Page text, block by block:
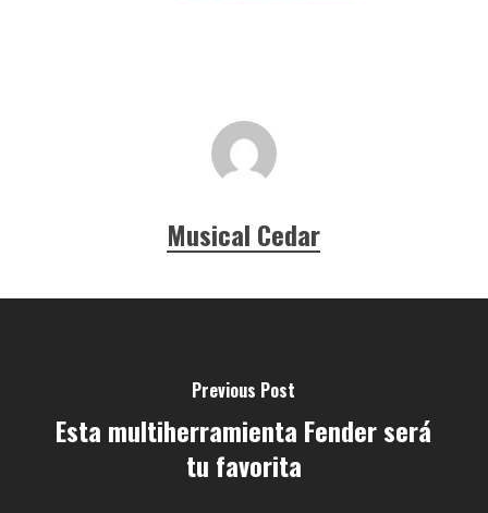
Musical Cedar
Previous Post
Esta multiherramienta Fender será
tu favorita